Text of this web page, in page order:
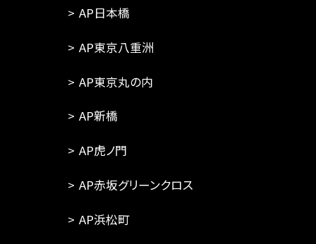
AP日本橋
AP東京八重洲
AP東京丸の内
AP新橋
AP虎ノ門
AP赤坂グリーンクロス
AP浜松町